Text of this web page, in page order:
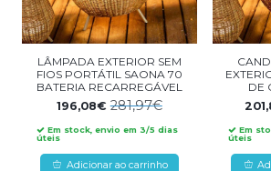
LÂMPADA EXTERIOR SEM
FIOS PORTÁTIL SAONA 70
BATERIA RECARREGÁVEL
196,08€281,97€
Em stock, envio em 3/5 dias
úteis
Adicionar ao carrinho
DE
Em
úteis